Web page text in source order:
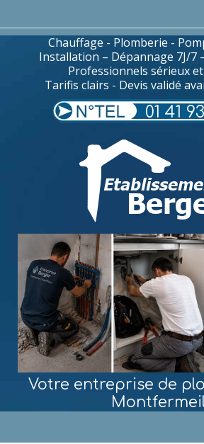
Chauffage - Plomberie -
Installation – Dépannage 7J/7
Professionnels sérieux
Tarifis clairs - Devis validé
01 41
Votre entreprise de